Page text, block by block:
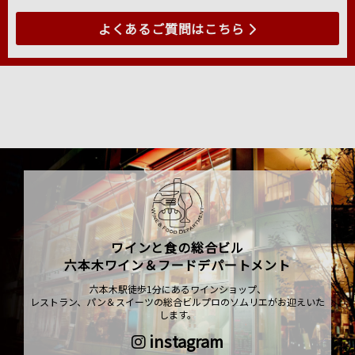
よくあるご質問はこちら
ワインと食の総合ビル
六本木ワイン＆フードデパートメント
六本木駅徒歩1分にあるワインショップ、
レストラン、パン＆スイーツの総合ビルプロのソムリエがお迎えいた
します。
instagram